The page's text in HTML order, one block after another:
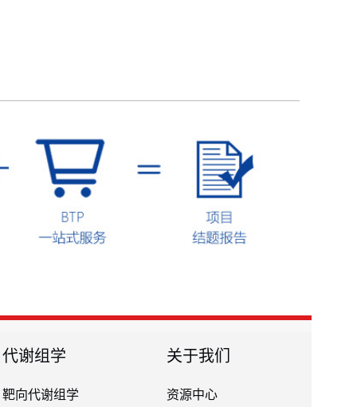
代谢组学
靶向代谢组学
关于我们
资源中心